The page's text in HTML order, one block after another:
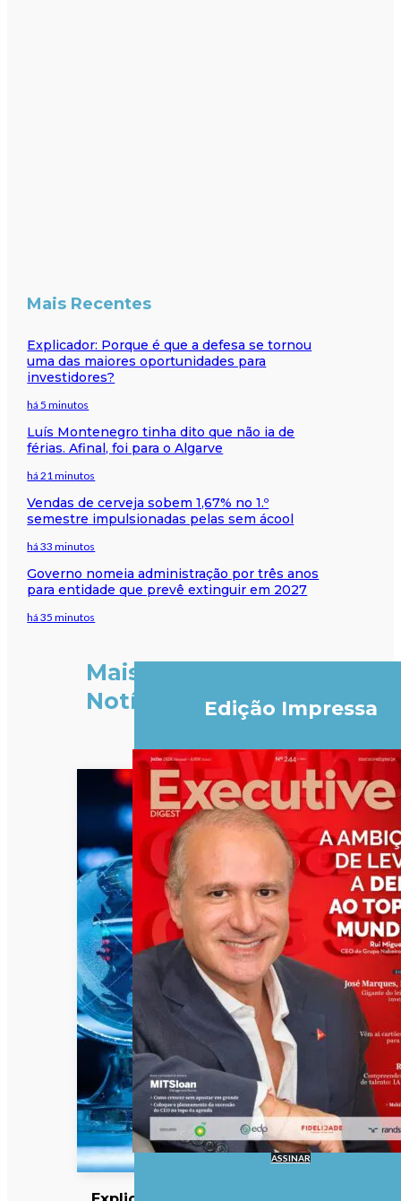
Mais Recentes
Explicador: Porque é que a defesa se tornou
uma das maiores oportunidades para
investidores?
há 5 minutos
Luís Montenegro tinha dito que não ia de
férias. Afinal, foi para o Algarve
há 21 minutos
Vendas de cerveja sobem 1,67% no 1.º
semestre impulsionadas pelas sem ácool
há 33 minutos
Governo nomeia administração por três anos
para entidade que prevê extinguir em 2027
há 35 minutos
Mais
Notícias
Edição Impressa
ASSINAR